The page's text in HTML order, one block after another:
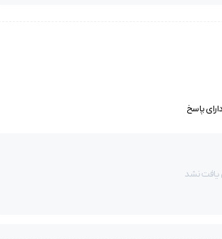
دارای پاسخ
نشد